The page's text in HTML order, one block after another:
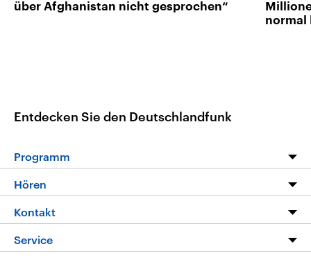
über Afghanistan nicht gesprochen“
normal
Entdecken Sie den Deutschlandfunk
Programm
Programm
Die Nachrichten
Nachrichtenleicht
Hören
Livestream
Podcasts
Kontakt
Hörerservice
Service